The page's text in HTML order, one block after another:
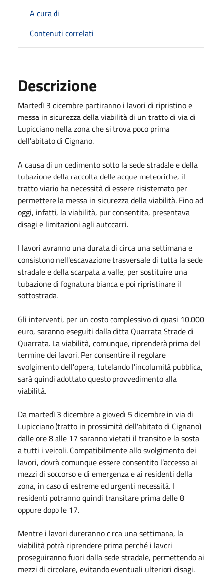
A cura di
Contenuti correlati
Descrizione
Martedì 3 dicembre partiranno i lavori di ripristino e
messa in sicurezza della viabilità di un tratto di via di
Lupicciano nella zona che si trova poco prima
dell'abitato di Cignano.
A causa di un cedimento sotto la sede stradale e della
tubazione della raccolta delle acque meteoriche, il
tratto viario ha necessità di essere risistemato per
permettere la messa in sicurezza della viabilità. Fino ad
oggi, infatti, la viabilità, pur consentita, presentava
disagi e limitazioni agli autocarri.
I lavori avranno una durata di circa una settimana e
consistono nell'escavazione trasversale di tutta la sede
stradale e della scarpata a valle, per sostituire una
tubazione di fognatura bianca e poi ripristinare il
sottostrada.
Gli interventi, per un costo complessivo di quasi 10.000
euro, saranno eseguiti dalla ditta Quarrata Strade di
Quarrata. La viabilità, comunque, riprenderà prima del
termine dei lavori. Per consentire il regolare
svolgimento dell'opera, tutelando l'incolumità pubblica,
sarà quindi adottato questo provvedimento alla
viabilità.
Da martedì 3 dicembre a giovedì 5 dicembre in via di
Lupicciano (tratto in prossimità dell'abitato di Cignano)
dalle ore 8 alle 17 saranno vietati il transito e la sosta
a tutti i veicoli. Compatibilmente allo svolgimento dei
lavori, dovrà comunque essere consentito l’accesso ai
mezzi di soccorso e di emergenza e ai residenti della
zona, in caso di estreme ed urgenti necessità. I
residenti potranno quindi transitare prima delle 8
oppure dopo le 17.
Mentre i lavori dureranno circa una settimana, la
viabilità potrà riprendere prima perché i lavori
proseguiranno fuori dalla sede stradale, permettendo ai
mezzi di circolare, evitando eventuali ulteriori disagi.